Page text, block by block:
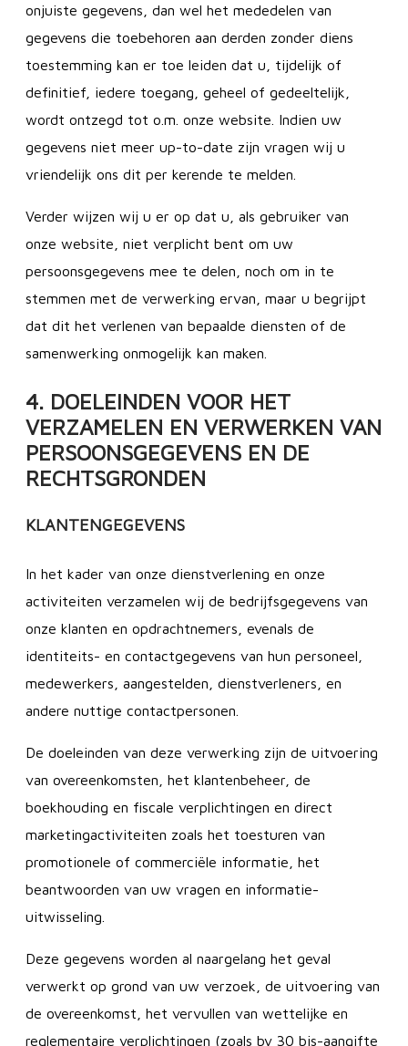
onjuiste gegevens, dan wel het mededelen van
gegevens die toebehoren aan derden zonder diens
toestemming kan er toe leiden dat u, tijdelijk of
definitief, iedere toegang, geheel of gedeeltelijk,
wordt ontzegd tot o.m. onze website. Indien uw
gegevens niet meer up-to-date zijn vragen wij u
vriendelijk ons dit per kerende te melden.
Verder wijzen wij u er op dat u, als gebruiker van
onze website, niet verplicht bent om uw
persoonsgegevens mee te delen, noch om in te
stemmen met de verwerking ervan, maar u begrijpt
dat dit het verlenen van bepaalde diensten of de
samenwerking onmogelijk kan maken.
4. DOELEINDEN VOOR HET
VERZAMELEN EN VERWERKEN VAN
PERSOONSGEGEVENS EN DE
RECHTSGRONDEN
KLANTENGEGEVENS
In het kader van onze dienstverlening en onze
activiteiten verzamelen wij de bedrijfsgegevens van
onze klanten en opdrachtnemers, evenals de
identiteits- en contactgegevens van hun personeel,
medewerkers, aangestelden, dienstverleners, en
andere nuttige contactpersonen.
De doeleinden van deze verwerking zijn de uitvoering
van overeenkomsten, het klantenbeheer, de
boekhouding en fiscale verplichtingen en direct
marketingactiviteiten zoals het toesturen van
promotionele of commerciële informatie, het
beantwoorden van uw vragen en informatie-
uitwisseling.
Deze gegevens worden al naargelang het geval
verwerkt op grond van uw verzoek, de uitvoering van
de overeenkomst, het vervullen van wettelijke en
reglementaire verplichtingen (zoals bv 30 bis-aangifte